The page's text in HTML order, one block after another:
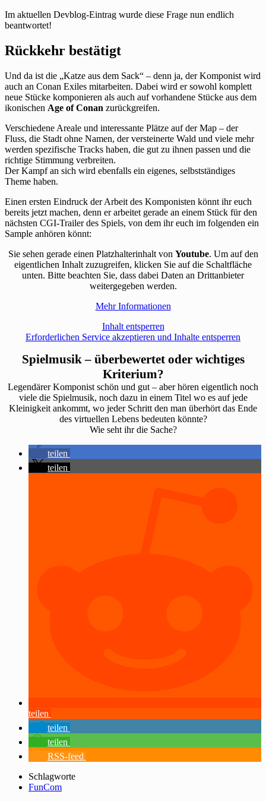
Im aktuellen Devblog-Eintrag wurde diese Frage nun endlich
beantwortet!
Rückkehr bestätigt
Und da ist die „Katze aus dem Sack“ – denn ja, der Komponist wird
auch an Conan Exiles mitarbeiten. Dabei wird er sowohl komplett
neue Stücke komponieren als auch auf vorhandene Stücke aus dem
ikonischen Age of Conan zurückgreifen.
Verschiedene Areale und interessante Plätze auf der Map – der
Fluss, die Stadt ohne Namen, der versteinerte Wald und viele mehr
werden spezifische Tracks haben, die gut zu ihnen passen und die
richtige Stimmung verbreiten.
Der Kampf an sich wird ebenfalls ein eigenes, selbstständiges
Theme haben.
Einen ersten Eindruck der Arbeit des Komponisten könnt ihr euch
bereits jetzt machen, denn er arbeitet gerade an einem Stück für den
nächsten CGI-Trailer des Spiels, von dem ihr euch im folgenden ein
Sample anhören könnt:
Sie sehen gerade einen Platzhalterinhalt von Youtube. Um auf den
eigentlichen Inhalt zuzugreifen, klicken Sie auf die Schaltfläche
unten. Bitte beachten Sie, dass dabei Daten an Drittanbieter
weitergegeben werden.
Mehr Informationen
Inhalt entsperren
Erforderlichen Service akzeptieren und Inhalte entsperren
Spielmusik – überbewertet oder wichtiges
Kriterium?
Legendärer Komponist schön und gut – aber hören eigentlich noch
viele die Spielmusik, noch dazu in einem Titel wo es auf jede
Kleinigkeit ankommt, wo jeder Schritt den man überhört das Ende
des virtuellen Lebens bedeuten könnte?
Wie seht ihr die Sache?
teilen
teilen
teilen
teilen
teilen
RSS-feed
Schlagworte
FunCom